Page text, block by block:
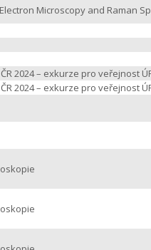
Microscopy and Raman
2024 – exkurze pro veřejnost
2024 – exkurze pro veřejnost